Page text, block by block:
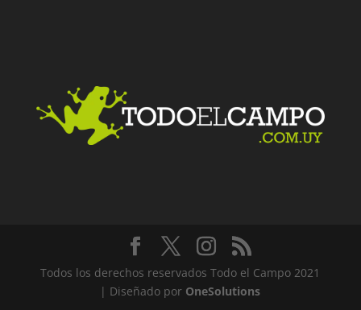
Todos los derechos reservados Todo el Campo 2021
| Diseñado por OneSolutions
Facebook